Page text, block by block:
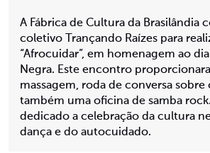
A Fábrica de Cultura da Brasilândia
coletivo Trançando Raízes para
“Afrocuidar”, em homenagem ao
Negra. Este encontro
massagem, roda de conversa
também uma oficina de samba
dedicado a celebração da cultura
dança e do autocuidado.